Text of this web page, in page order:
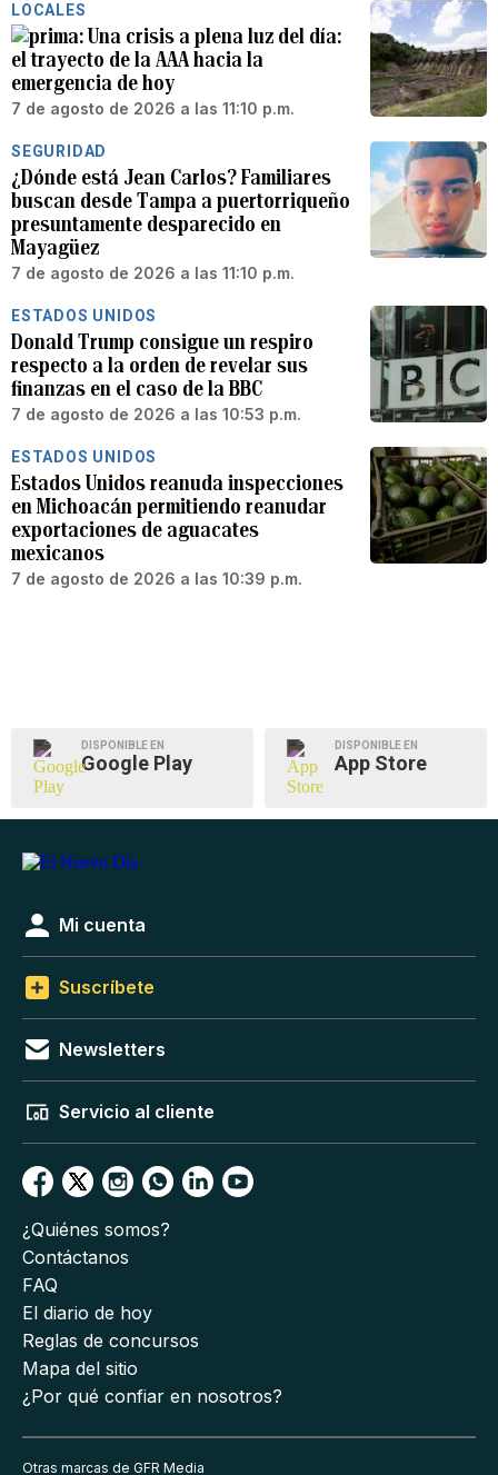
LOCALES
Una crisis a plena luz del día:
el trayecto de la AAA hacia la
emergencia de hoy
7 de agosto de 2026 a las 11:10 p.m.
SEGURIDAD
¿Dónde está Jean Carlos? Familiares
buscan desde Tampa a puertorriqueño
presuntamente desparecido en
Mayagüez
7 de agosto de 2026 a las 11:10 p.m.
ESTADOS UNIDOS
Donald Trump consigue un respiro
respecto a la orden de revelar sus
finanzas en el caso de la BBC
7 de agosto de 2026 a las 10:53 p.m.
ESTADOS UNIDOS
Estados Unidos reanuda inspecciones
en Michoacán permitiendo reanudar
exportaciones de aguacates
mexicanos
7 de agosto de 2026 a las 10:39 p.m.
DISPONIBLE EN
Google Play
DISPONIBLE EN
App Store
Mi cuenta
Suscríbete
Newsletters
Servicio al cliente
¿Quiénes somos?
Contáctanos
FAQ
El diario de hoy
Reglas de concursos
Mapa del sitio
¿Por qué confiar en nosotros?
Otras marcas de GFR Media